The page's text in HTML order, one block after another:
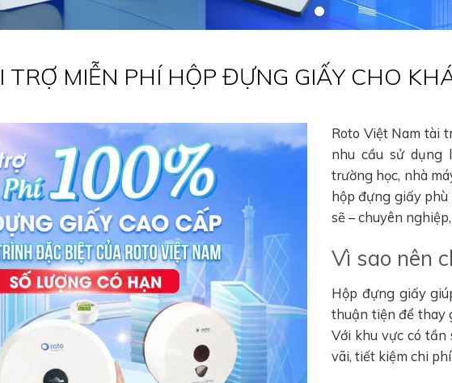
TRỢ MIỄN PHÍ HỘP ĐỰNG GIẤY CHO
Roto Việt Nam tài
nhu cầu sử dụng
trường học, nhà
hộp đựng giấy phù
sẽ – chuyên
Vì sao nên
Hộp đựng giấy
thuận tiện để thay
Với khu vực có tần
vãi, tiết kiệm chi